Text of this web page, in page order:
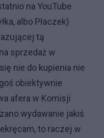
na YouTube
albo Płaczek)
tą
sprzedaż w
nie do kupienia nie
obiektywnie
afera w Komisji
wydawanie jakiś
to raczej w